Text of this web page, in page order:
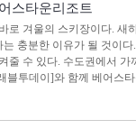
스타운리조트
로 겨울의 스키장이다. 새
충분한 이유가 될 것이다
줄 수 있다. 수도권에서 가
블투데이]와 함께 베어스